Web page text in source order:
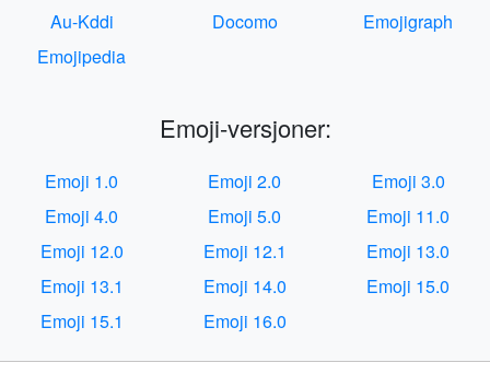
Au-Kddi
Docomo
Emojigraph
Emojipedia
Emoji-versjoner:
Emoji 1.0 Emoji 2.0
Emoji 3.0
Emoji 4.0
Emoji 5.0
Emoji 11.0
Emoji 12.0
Emoji 12.1
Emoji 13.0
Emoji 13.1
Emoji 14.0
Emoji 15.0
Emoji 15.1
Emoji 16.0